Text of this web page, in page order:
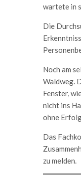
wartete in
Die
Noch am
Waldweg.
Fenster,
nicht ins
ohne
Das
zu melden.